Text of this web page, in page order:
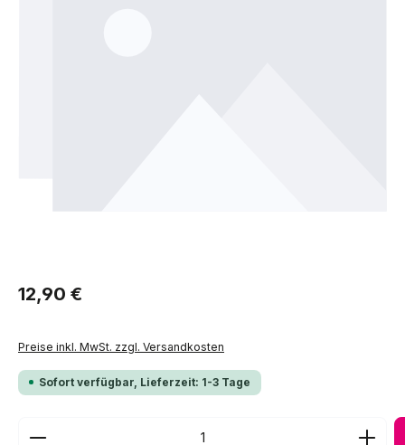
Regulärer Preis:
12,90 €
Preise inkl. MwSt. zzgl. Versandkosten
Sofort verfügbar, Lieferzeit: 1-3 Tage
Produkt Anzahl: Gib den gewünschten Wert ein